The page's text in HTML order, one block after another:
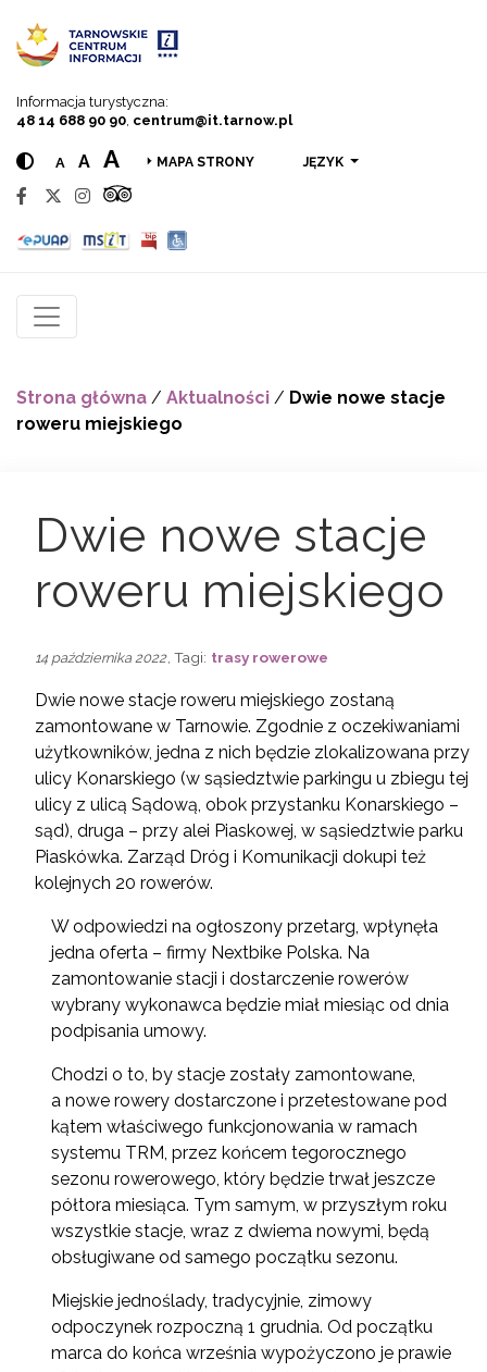
Informacja turystyczna:
48 14 688 90 90 centrum@it.tarnow.pl
A A A MAPA STRONY JĘZYK
Strona główna / Aktualności / Dwie nowe stacje
roweru miejskiego
Dwie nowe stacje
roweru miejskiego
14 października 2022 , Tagi: trasy rowerowe
Dwie nowe stacje roweru miejskiego zostaną
zamontowane w Tarnowie. Zgodnie z oczekiwaniami
użytkowników, jedna z nich będzie zlokalizowana przy
ulicy Konarskiego (w sąsiedztwie parkingu u zbiegu tej
ulicy z ulicą Sądową, obok przystanku Konarskiego –
sąd), druga – przy alei Piaskowej, w sąsiedztwie parku
Piaskówka. Zarząd Dróg i Komunikacji dokupi też
kolejnych 20 rowerów.
W odpowiedzi na ogłoszony przetarg, wpłynęła
jedna oferta – firmy Nextbike Polska. Na
zamontowanie stacji i dostarczenie rowerów
wybrany wykonawca będzie miał miesiąc od dnia
podpisania umowy.
Chodzi o to, by stacje zostały zamontowane,
a nowe rowery dostarczone i przetestowane pod
kątem właściwego funkcjonowania w ramach
systemu TRM, przez końcem tegorocznego
sezonu rowerowego, który będzie trwał jeszcze
półtora miesiąca. Tym samym, w przyszłym roku
wszystkie stacje, wraz z dwiema nowymi, będą
obsługiwane od samego początku sezonu.
Miejskie jednoślady, tradycyjnie, zimowy
odpoczynek rozpoczną 1 grudnia. Od początku
marca do końca września wypożyczono je prawie